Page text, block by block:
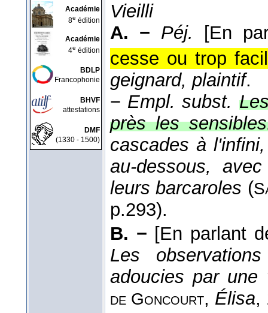
Académie
8e édition
Académie
4e édition
BDLP
Francophonie
BHVF
attestations
DMF
(1330 - 1500)
Vieilli
A. − Péj.
[En
cesse ou trop
geignard, plaintif.
− Empl. subst.
près les
cascades à
au-dessous,
leurs barcaroles (
p.293).
B. − [En parlant
Les
adoucies par une
de Goncourt, Élisa,